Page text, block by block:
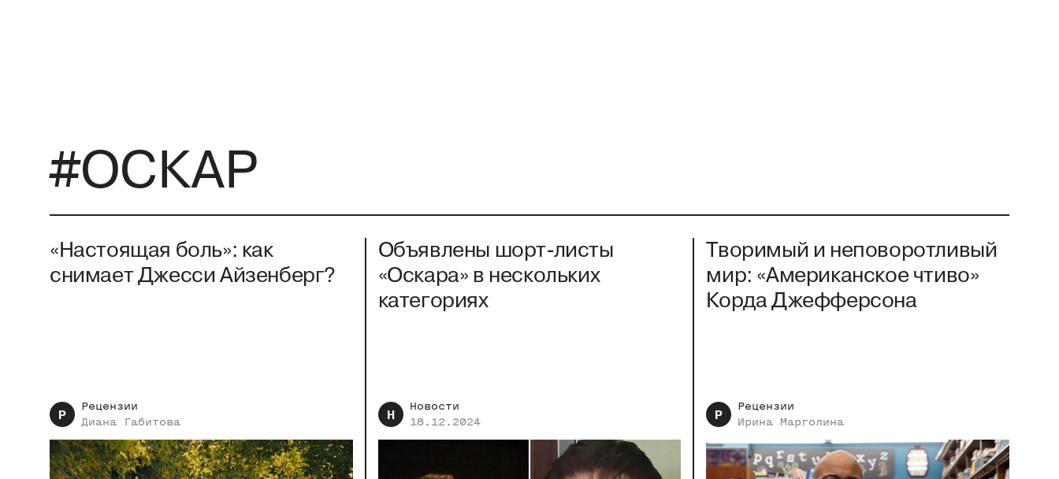
#ОСКАР
«Настоящая боль»: как
снимает Джесси Айзенберг?
Р
Рецензии
Диана
Габитова
Объявлены шорт-листы
«Оскара» в нескольких
категориях
Н
Новости
18.12.2024
Творимый и неповоротливый
мир: «Американское чтиво»
Корда Джефферсона
Р
Рецензии
Ирина
Марголина